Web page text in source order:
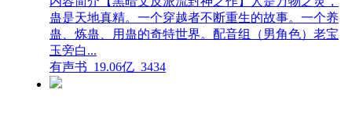
蛊是天地真精。一个穿越者不断重生的故事。一个养
蛊、炼蛊、用蛊的奇特世界。配音组（男角色）老宝
玉旁白...
有声书 19.06亿 3434